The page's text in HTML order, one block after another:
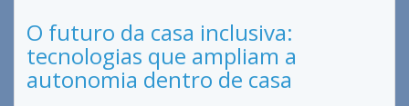
O futuro da casa inclusiva:
tecnologias que ampliam a
autonomia dentro de casa